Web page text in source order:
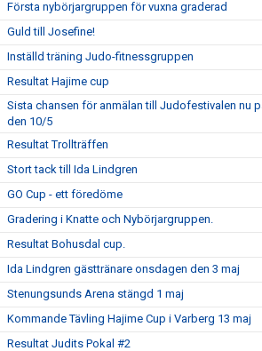
Första nybörjargruppen för vuxna graderad
Guld till Josefine!
Inställd träning Judo-fitnessgruppen
Resultat Hajime cup
Sista chansen för anmälan till Judofestivalen nu
den 10/5
Resultat Trollträffen
Stort tack till Ida Lindgren
GO Cup - ett föredöme
Gradering i Knatte och Nybörjargruppen.
Resultat Bohusdal cup.
Ida Lindgren gästtränare onsdagen den 3 maj
Stenungsunds Arena stängd 1 maj
Kommande Tävling Hajime Cup i Varberg 13 maj
Resultat Judits Pokal #2